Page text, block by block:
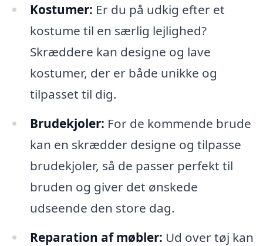
Kostumer: Er du på udkig efter et
kostume til en særlig lejlighed?
Skræddere kan designe og lave
kostumer, der er både unikke og
tilpasset til dig.
Brudekjoler: For de kommende brude
kan en skrædder designe og tilpasse
brudekjoler, så de passer perfekt til
bruden og giver det ønskede
udseende den store dag.
Reparation af møbler: Ud over tøj kan